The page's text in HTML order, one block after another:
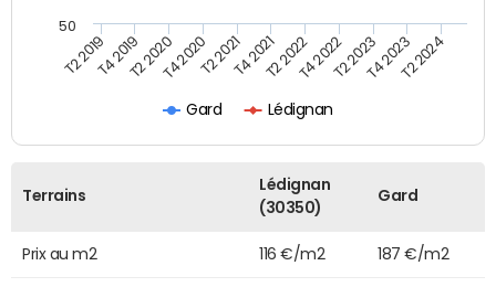
Gard Lédignan
T2 2019T4 2019T2 2020T4 2020T2 2021T4 2021T2 2022T4 2022T2 2023T4 2023T2 2024
50
Terrains
Lédignan
(30350)
Gard
Prix au m2 116 €/m2 187 €/m2